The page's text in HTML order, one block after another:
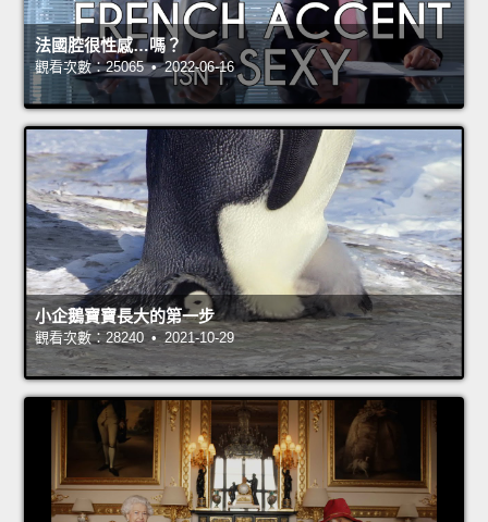
法國腔很性感…嗎？
觀看次數：25065 • 2022-06-16
小企鵝寶寶長大的第一步
觀看次數：28240 • 2021-10-29